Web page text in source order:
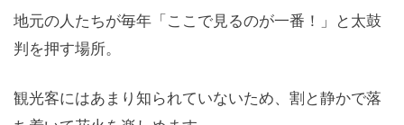
地元の人たちが毎年「ここで見るのが一番！」と太鼓
判を押す場所。
観光客にはあまり知られていないため、割と静かで落